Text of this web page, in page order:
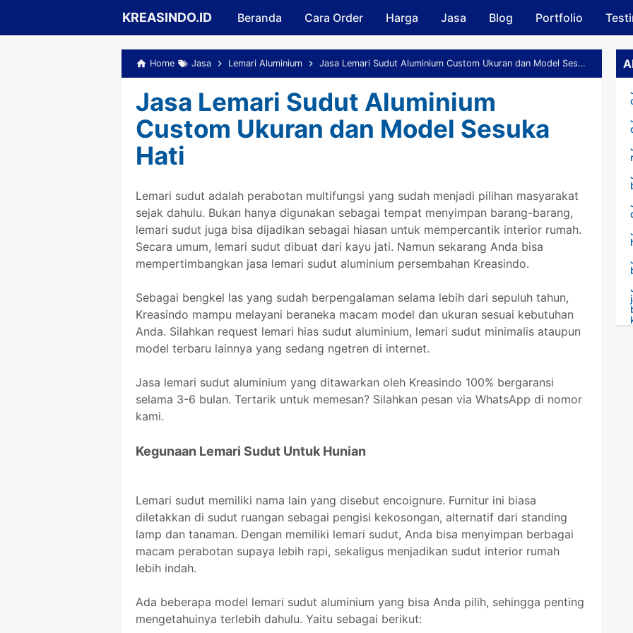
Skip to main content
KREASINDO.ID Beranda Cara Order Harga Jasa Blog Portfolio
Home Jasa Lemari Aluminium Jasa Lemari Sudut Aluminium Custom Ukuran dan Model Sesuka Hati
Jasa Lemari Sudut Aluminium
Custom Ukuran dan Model Sesuka
Hati
Lemari sudut adalah perabotan multifungsi yang sudah menjadi pilihan masyarakat
sejak dahulu. Bukan hanya digunakan sebagai tempat menyimpan barang-barang,
lemari sudut juga bisa dijadikan sebagai hiasan untuk mempercantik interior rumah.
Secara umum, lemari sudut dibuat dari kayu jati. Namun sekarang Anda bisa
mempertimbangkan jasa lemari sudut aluminium persembahan Kreasindo.
Sebagai bengkel las yang sudah berpengalaman selama lebih dari sepuluh tahun,
Kreasindo mampu melayani beraneka macam model dan ukuran sesuai kebutuhan
Anda. Silahkan request lemari hias sudut aluminium, lemari sudut minimalis ataupun
model terbaru lainnya yang sedang ngetren di internet.
Jasa lemari sudut aluminium yang ditawarkan oleh Kreasindo 100% bergaransi
selama 3-6 bulan. Tertarik untuk memesan? Silahkan pesan via WhatsApp di nomor
kami.
Kegunaan Lemari Sudut Untuk Hunian
Lemari sudut memiliki nama lain yang disebut encoignure. Furnitur ini biasa
diletakkan di sudut ruangan sebagai pengisi kekosongan, alternatif dari standing
lamp dan tanaman. Dengan memiliki lemari sudut, Anda bisa menyimpan berbagai
macam perabotan supaya lebih rapi, sekaligus menjadikan sudut interior rumah
lebih indah.
Ada beberapa model lemari sudut aluminium yang bisa Anda pilih, sehingga penting
mengetahuinya terlebih dahulu. Yaitu sebagai berikut: